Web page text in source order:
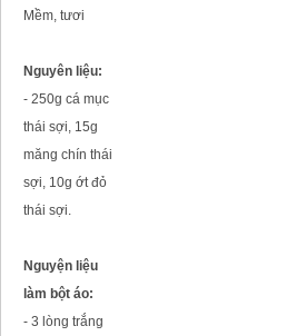
Mềm, tươi
Nguyên liệu:
- 250g cá mục
thái sợi, 15g
măng chín thái
sợi, 10g ớt đỏ
thái sợi.
Nguyện liệu
làm bột áo:
- 3 lòng trắng